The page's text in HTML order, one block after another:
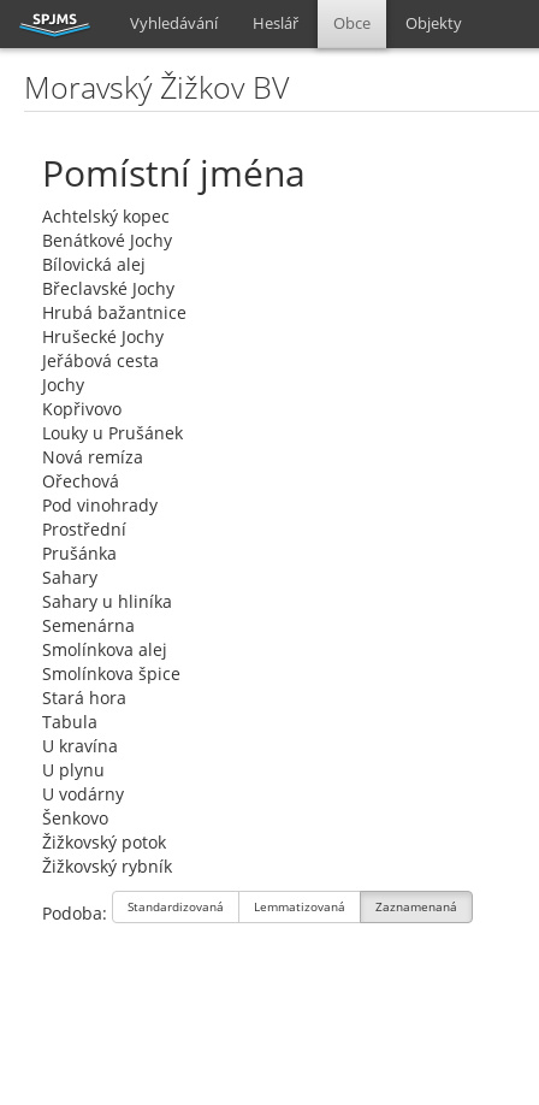
Vyhledávání Heslář Obce Objekty
Moravský Žižkov BV
Pomístní jména
Achtelský kopec
Benátkové Jochy
Bílovická alej
Břeclavské Jochy
Hrubá bažantnice
Hrušecké Jochy
Jeřábová cesta
Jochy
Kopřivovo
Louky u Prušánek
Nová remíza
Ořechová
Pod vinohrady
Prostřední
Prušánka
Sahary
Sahary u hliníka
Semenárna
Smolínkova alej
Smolínkova špice
Stará hora
Tabula
U kravína
U plynu
U vodárny
Šenkovo
Žižkovský potok
Žižkovský rybník
Podoba: Standardizovaná Lemmatizovaná Zaznamenaná